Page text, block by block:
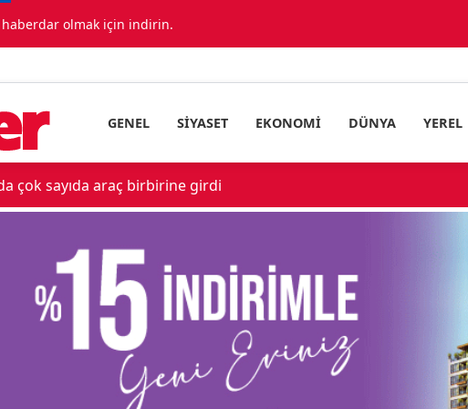
haberdar olmak için indirin.
GENEL SIYASET EKONOMI DÜNYA YEREL
çok sayıda araç birbirine girdi